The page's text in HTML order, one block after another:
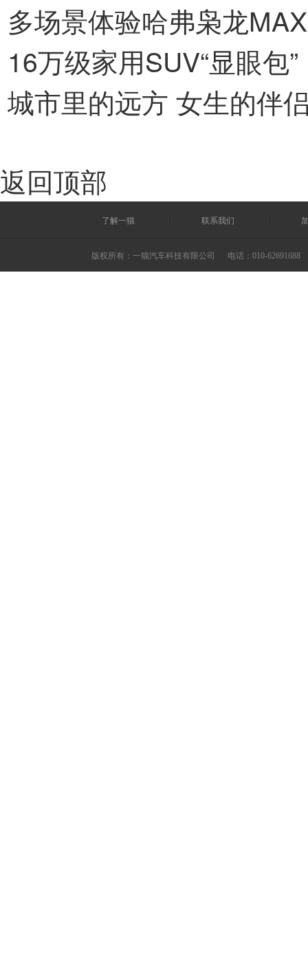
多场景体验哈弗枭龙MAX
16万级家用SUV“显眼包”
城市里的远方 女生的
返回顶部
了解一猫 联系我们
版权所有：一猫汽车科技有限公司 电话：010-